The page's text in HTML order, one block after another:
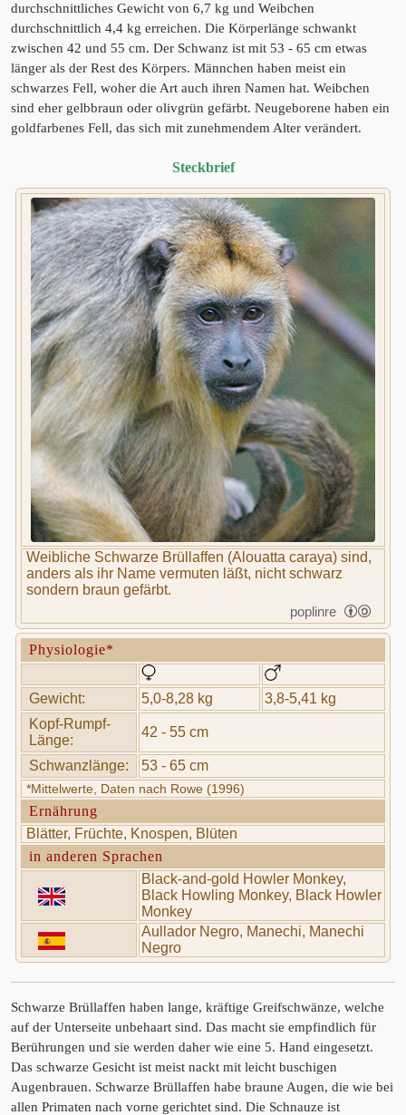
durchschnittliches Gewicht von 6,7 kg und Weibchen
durchschnittlich 4,4 kg erreichen. Die Körperlänge schwankt
zwischen 42 und 55 cm. Der Schwanz ist mit 53 - 65 cm etwas
länger als der Rest des Körpers. Männchen haben meist ein
schwarzes Fell, woher die Art auch ihren Namen hat. Weibchen
sind eher gelbbraun oder olivgrün gefärbt. Neugeborene haben ein
goldfarbenes Fell, das sich mit zunehmendem Alter verändert.
Steckbrief
Weibliche Schwarze Brüllaffen (Alouatta caraya) sind,
anders als ihr Name vermuten läßt, nicht schwarz
sondern braun gefärbt.
poplinre
Physiologie*
Gewicht: 5,0-8,28 kg
3,8-5,41 kg
Kopf-Rumpf-
Länge:
42 - 55 cm
Schwanzlänge: 53 - 65 cm
*Mittelwerte, Daten nach Rowe (1996)
Ernährung
Blätter, Früchte, Knospen, Blüten
in anderen Sprachen
Black-and-gold Howler Monkey,
Black Howling Monkey, Black Howler
Monkey
Aullador Negro, Manechi, Manechi
Negro
Schwarze Brüllaffen haben lange, kräftige Greifschwänze, welche
auf der Unterseite unbehaart sind. Das macht sie empfindlich für
Berührungen und sie werden daher wie eine 5. Hand eingesetzt.
Das schwarze Gesicht ist meist nackt mit leicht buschigen
Augenbrauen. Schwarze Brüllaffen habe braune Augen, die wie bei
allen Primaten nach vorne gerichtet sind. Die Schnauze ist